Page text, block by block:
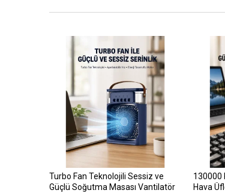
Turbo Fan Teknolojili Sessiz ve
Güçlü Soğutma Masası Vantilatör
130000
Hava